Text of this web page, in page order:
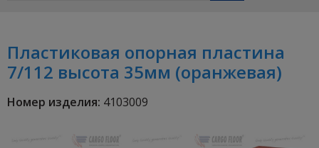
Пластиковая опорная пластина
7/112 высота 35мм (оранжевая)
Номер изделия: 4103009